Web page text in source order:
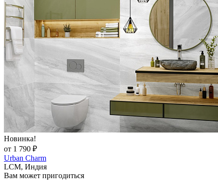
Новинка!
от 1 790 ₽
Urban Charm
LCM, Индия
Вам может пригодиться